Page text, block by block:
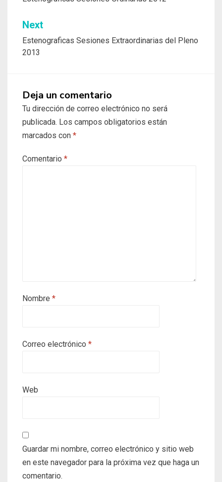
entradas
Next
Estenograficas Sesiones Extraordinarias del Pleno
2013
Deja un comentario
Tu dirección de correo electrónico no será
publicada. Los campos obligatorios están
marcados con *
Comentario *
Nombre *
Correo electrónico *
Web
Guardar mi nombre, correo electrónico y sitio web
en este navegador para la próxima vez que haga un
comentario.